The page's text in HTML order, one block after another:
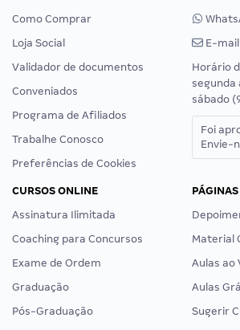
Como Comprar
Loja Social
Validador de documentos
Conveniados
Programa de Afiliados
Trabalhe Conosco
Preferências de Cookies
E-mail
Horário
segunda
sábado
Foi
Envie-
CURSOS ONLINE
Assinatura Ilimitada
Coaching para Concursos
Exame de Ordem
Graduação
Pós-Graduação
Material
Aulas ao
Aulas
Sugerir